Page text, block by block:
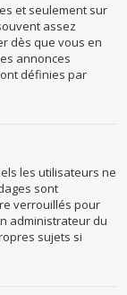
et seulement sur
assez
dès que vous en
annonces
définies par
les utilisateurs ne
sont
verrouillés pour
administrateur du
sujets si